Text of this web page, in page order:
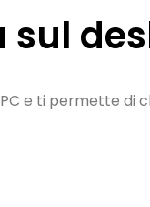
e ti permette